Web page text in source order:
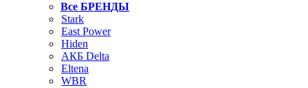
Все БРЕНДЫ
Stark
East Power
Hiden
АКБ Delta
Eltena
WBR